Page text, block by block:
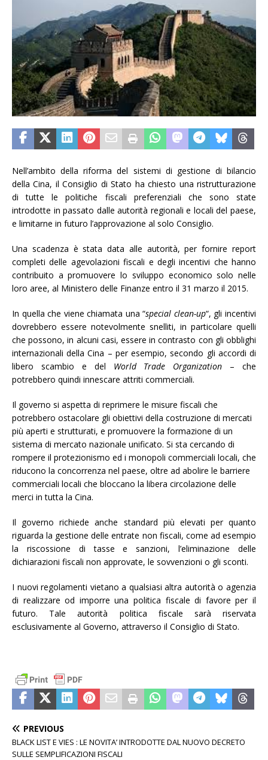
Nell’ambito della riforma del sistemi di gestione di bilancio
della Cina, il Consiglio di Stato ha chiesto una ristrutturazione
di tutte le politiche fiscali preferenziali che sono state
introdotte in passato dalle autorità regionali e locali del paese,
e limitarne in futuro l’approvazione al solo Consiglio.
Una scadenza è stata data alle autorità, per fornire report
completi delle agevolazioni fiscali e degli incentivi che hanno
contribuito a promuovere lo sviluppo economico solo nelle
loro aree, al Ministero delle Finanze entro il 31 marzo il 2015.
In quella che viene chiamata una “special clean-up“, gli incentivi
dovrebbero essere notevolmente snelliti, in particolare quelli
che possono, in alcuni casi, essere in contrasto con gli obblighi
internazionali della Cina – per esempio, secondo gli accordi di
libero scambio e del World Trade Organization – che
potrebbero quindi innescare attriti commerciali.
Il governo si aspetta di reprimere le misure fiscali che
potrebbero ostacolare gli obiettivi della costruzione di mercati
più aperti e strutturati, e promuovere la formazione di un
sistema di mercato nazionale unificato. Si sta cercando di
rompere il protezionismo ed i monopoli commerciali locali, che
riducono la concorrenza nel paese, oltre ad abolire le barriere
commerciali locali che bloccano la libera circolazione delle
merci in tutta la Cina.
Il governo richiede anche standard più elevati per quanto
riguarda la gestione delle entrate non fiscali, come ad esempio
la riscossione di tasse e sanzioni, l’eliminazione delle
dichiarazioni fiscali non approvate, le sovvenzioni o gli sconti.
I nuovi regolamenti vietano a qualsiasi altra autorità o agenzia
di realizzare od imporre una politica fiscale di favore per il
futuro. Tale autorità politica fiscale sarà riservata
esclusivamente al Governo, attraverso il Consiglio di Stato.
PREVIOUS
BLACK LIST E VIES : LE NOVITA’ INTRODOTTE DAL NUOVO DECRETO
SULLE SEMPLIFICAZIONI FISCALI